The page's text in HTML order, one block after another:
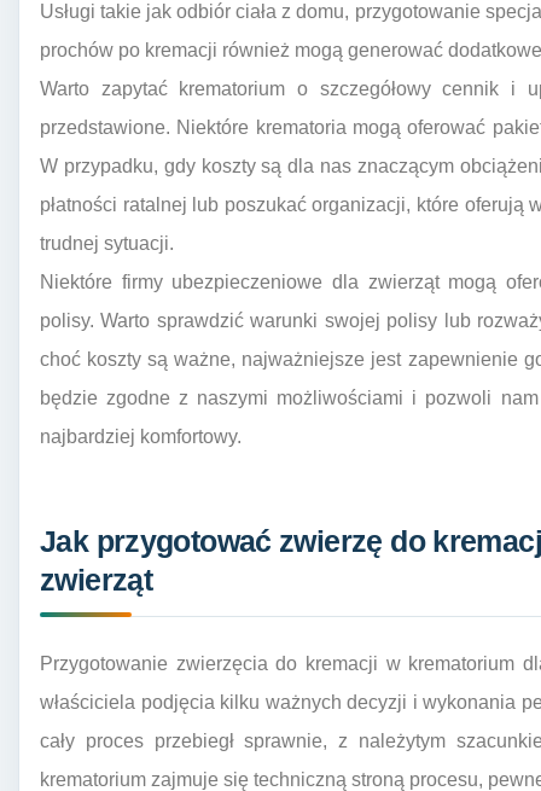
Usługi takie jak odbiór ciała z domu, przygotowanie
prochów po kremacji również mogą generować dodatkowe
Warto zapytać krematorium o szczegółowy cennik i
przedstawione. Niektóre krematoria mogą oferować
W przypadku, gdy koszty są dla nas znaczącym
płatności ratalnej lub poszukać organizacji, które oferują
trudnej sytuacji.
Niektóre firmy ubezpieczeniowe dla zwierząt mogą
polisy. Warto sprawdzić warunki swojej polisy lub
choć koszty są ważne, najważniejsze jest zapewnienie
będzie zgodne z naszymi możliwościami i pozwoli
najbardziej komfortowy.
Jak przygotować zwierzę do
zwierząt
Przygotowanie zwierzęcia do kremacji w krematorium
właściciela podjęcia kilku ważnych decyzji i wykonania
cały proces przebiegł sprawnie, z należytym
krematorium zajmuje się techniczną stroną procesu,